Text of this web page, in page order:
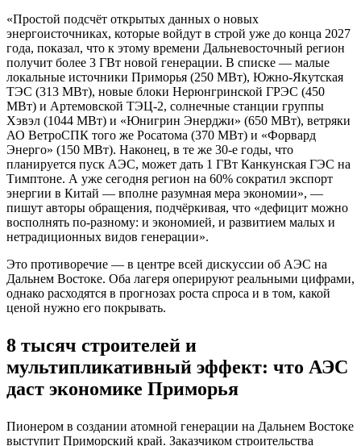
«Простой подсчёт открытых данных о новых
энергоисточниках, которые войдут в строй уже до конца 2027
года, показал, что к этому времени Дальневосточный регион
получит более 3 ГВт новой генерации. В списке — малые
локальные источники Приморья (250 МВт), Южно-Якутская
ТЭС (313 МВт), новые блоки Нерюнгринской ГРЭС (450
МВт) и Артемовской ТЭЦ-2, солнечные станции группы
Хэвэл (1044 МВт) и «Юнигрин Энерджи» (650 МВт), ветряки
АО ВетроСПК того же Росатома (370 МВт) и «Форвард
Энерго» (150 МВт). Наконец, в те же 30-е годы, что
планируется пуск АЭС, может дать 1 ГВт Канкунская ГЭС на
Тимптоне. А уже сегодня регион на 60% сократил экспорт
энергии в Китай — вполне разумная мера экономии», —
пишут авторы обращения, подчёркивая, что «дефицит можно
восполнять по-разному: и экономией, и развитием малых и
нетрадиционных видов генерации».
Это противоречие — в центре всей дискуссии об АЭС на
Дальнем Востоке. Оба лагеря оперируют реальными цифрами,
однако расходятся в прогнозах роста спроса и в том, какой
ценой нужно его покрывать.
8 тысяч строителей и
мультипликативный эффект: что АЭС
даст экономике Приморья
Пионером в создании атомной генерации на Дальнем Востоке
выступит Приморский край. Заказчиком строительства